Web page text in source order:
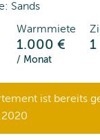
Sands
Warmmiete
1.000 €
/ Monat
1
ist bereits